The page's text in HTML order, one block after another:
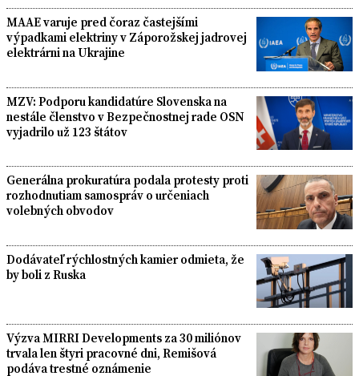
MAAE varuje pred čoraz častejšími
výpadkami elektriny v Záporožskej jadrovej
elektrárni na Ukrajine
MZV: Podporu kandidatúre Slovenska na
nestále členstvo v Bezpečnostnej rade OSN
vyjadrilo už 123 štátov
Generálna prokuratúra podala protesty proti
rozhodnutiam samospráv o určeniach
volebných obvodov
Dodávateľ rýchlostných kamier odmieta, že
by boli z Ruska
Výzva MIRRI Developments za 30 miliónov
trvala len štyri pracovné dni, Remišová
podáva trestné oznámenie